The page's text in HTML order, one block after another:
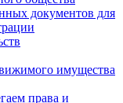
документов для
имущества
права и